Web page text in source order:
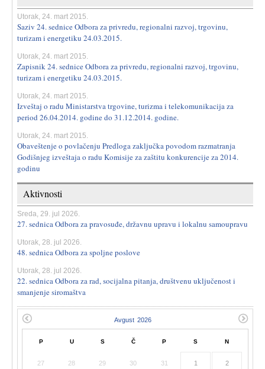
Utorak, 24. mart 2015.
Saziv 24. sednice Odbora za privredu, regionalni razvoj, trgovinu,
turizam i energetiku 24.03.2015.
Utorak, 24. mart 2015.
Zapisnik 24. sednice Odbora za privredu, regionalni razvoj, trgovinu,
turizam i energetiku 24.03.2015.
Utorak, 24. mart 2015.
Izveštaj o radu Ministarstva trgovine, turizma i telekomunikacija za
period 26.04.2014. godine do 31.12.2014. godine.
Utorak, 24. mart 2015.
Obaveštenje o povlačenju Predloga zaključka povodom razmatranja
Godišnjeg izveštaja o radu Komisije za zaštitu konkurencije za 2014.
godinu
Aktivnosti
Sreda, 29. jul 2026.
27. sednica Odbora za pravosuđe, državnu upravu i lokalnu samoupravu
Utorak, 28. jul 2026.
48. sednica Odbora za spoljne poslove
Utorak, 28. jul 2026.
22. sednica Odbora za rad, socijalna pitanja, društvenu uključenost i
smanjenje siromaštva
P U S Č P S N
27 28 29 30 31 1 2